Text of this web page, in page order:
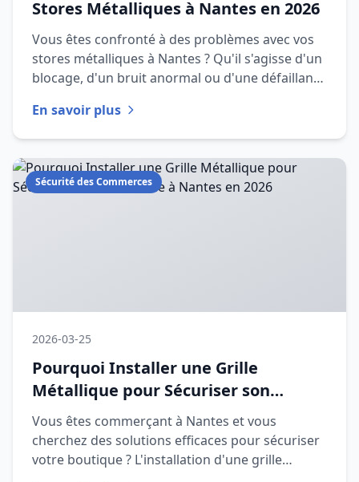
Stores Métalliques à Nantes en 2026
Vous êtes confronté à des problèmes avec vos
stores métalliques à Nantes ? Qu'il s'agisse d'un
blocage, d'un bruit anormal ou d'une défaillance
En savoir plus
Sécurité des Commerces
2026-03-25
Pourquoi Installer une Grille
Métallique pour Sécuriser son
Commerce à Nantes en 2026
Vous êtes commerçant à Nantes et vous
cherchez des solutions efficaces pour sécuriser
votre boutique ? L'installation d'une grille